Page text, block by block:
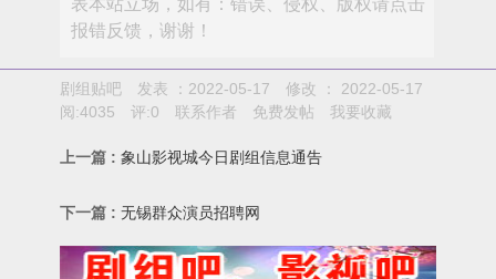
表本站立场，如有：错误、侵权、版权请点击
报错反馈，谢谢！
剧组贴吧 发表 ：2022-05-17 修改 ：
2022-05-17
阅:4035 评:0 联系作者 免费发帖 我要收藏
上一篇 : 象山影视城今日剧组信息通告
下一篇 : 无锡群众演员招聘网